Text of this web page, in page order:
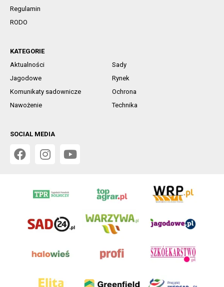
Regulamin
RODO
KATEGORIE
Aktualności
Sady
Jagodowe
Rynek
Komunikaty sadownicze
Ochrona
Nawożenie
Technika
SOCIAL MEDIA